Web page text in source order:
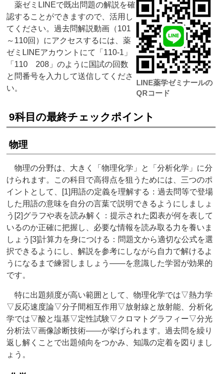
LINE薬学ゼミナールの
QRコード
薬ゼミLINEで既出問題の解説を確
認することができますので、活用し
てください。過去問解説動画（101
～110回）にアクセスするには、薬
ゼミLINEアカウントにて「110-1」
「110 208」のように国試の回数
と問番号を入力して送信してくださ
い。
9科目の最終チェックポイント
物理
物理の分野は、大きく「物理化学」と「分析化学」に分
けられます。この科目で高得点を狙うためには、三つのポ
イントとして、[1]用語の定義を理解する：過去問等で登場
した用語の意味を自分の言葉で説明できるようにしましょ
う[2]グラフや表を読み解く：提示された図表が何を表して
いるのか正確に把握し、必要な情報を読み取る力を養いま
しょう[3]計算力を身につける：問題文から適切な公式を選
択できるようにし、解説を参考にしながら自力で解けるよ
うになるまで練習しましょう――を意識した学習が効果的
です。
特に出題頻度が高い範囲として、物理化学では▽熱力学
▽反応速度論▽分子間相互作用▽放射線と放射能、分析化
学では▽酸と塩基▽定性試験▽クロマトグラフィー▽分光
分析法▽画像診断技術――が挙げられます。過去問を繰り
返し解くことで出題傾向をつかみ、知識の定着を図りまし
ょう。